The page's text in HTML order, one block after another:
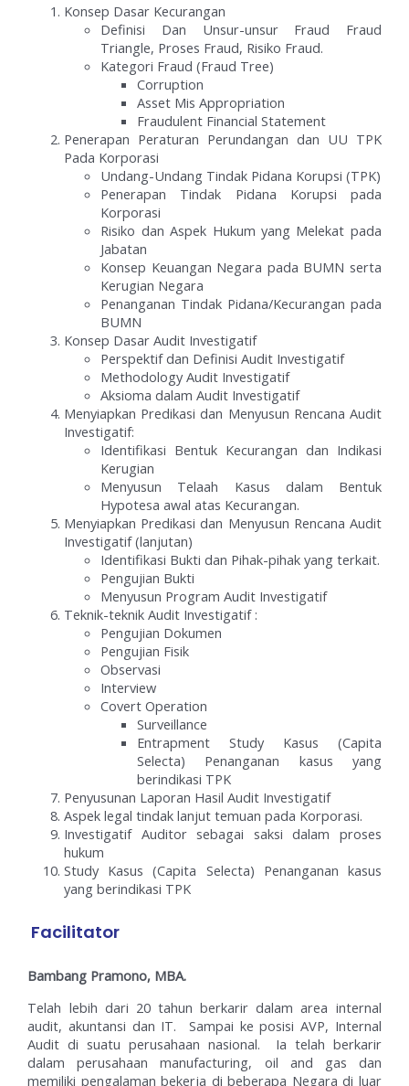
Konsep Dasar Kecurangan
Definisi Dan Unsur-unsur Fraud Fraud
Triangle, Proses Fraud, Risiko Fraud.
Kategori Fraud (Fraud Tree)
Corruption
Asset Mis Appropriation
Fraudulent Financial Statement
Penerapan Peraturan Perundangan dan UU TPK
Pada Korporasi
Undang-Undang Tindak Pidana Korupsi (TPK)
Penerapan Tindak Pidana Korupsi pada
Korporasi
Risiko dan Aspek Hukum yang Melekat pada
Jabatan
Konsep Keuangan Negara pada BUMN serta
Kerugian Negara
Penanganan Tindak Pidana/Kecurangan pada
BUMN
Konsep Dasar Audit Investigatif
Perspektif dan Definisi Audit Investigatif
Methodology Audit Investigatif
Aksioma dalam Audit Investigatif
Menyiapkan Predikasi dan Menyusun Rencana Audit
Investigatif:
Identifikasi Bentuk Kecurangan dan Indikasi
Kerugian
Menyusun Telaah Kasus dalam Bentuk
Hypotesa awal atas Kecurangan.
Menyiapkan Predikasi dan Menyusun Rencana Audit
Investigatif (lanjutan)
Identifikasi Bukti dan Pihak-pihak yang terkait.
Pengujian Bukti
Menyusun Program Audit Investigatif
Teknik-teknik Audit Investigatif :
Pengujian Dokumen
Pengujian Fisik
Observasi
Interview
Covert Operation
Surveillance
Entrapment Study Kasus (Capita
Selecta) Penanganan kasus yang
berindikasi TPK
Penyusunan Laporan Hasil Audit Investigatif
Aspek legal tindak lanjut temuan pada Korporasi.
Investigatif Auditor sebagai saksi dalam proses
hukum
Study Kasus (Capita Selecta) Penanganan kasus
yang berindikasi TPK
Facilitator
Bambang Pramono, MBA.
Telah lebih dari 20 tahun berkarir dalam area internal
audit, akuntansi dan IT. Sampai ke posisi AVP, Internal
Audit di suatu perusahaan nasional. Ia telah berkarir
dalam perusahaan manufacturing, oil and gas dan
memiliki pengalaman bekerja di beberapa Negara di luar